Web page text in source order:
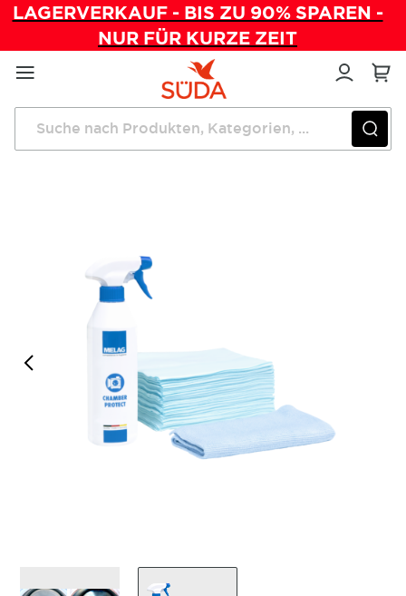
LAGERVERKAUF - BIS ZU 90% SPAREN -
NUR FÜR KURZE ZEIT
Direkt
zum
Inhalt
Startseite Praxishygiene Kesselreinigungsset